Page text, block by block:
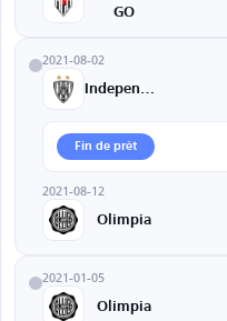
GO
2021-08-02
Fin de prêt
2021-08-12
Olimpia
2021-01-05
Olimpia